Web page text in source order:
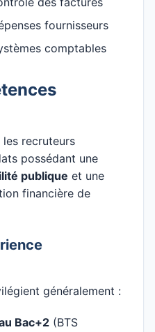
fournisseurs
comptables
recruteurs
possédant une
publique et une
financière de
généralement :
Bac+2 (BTS